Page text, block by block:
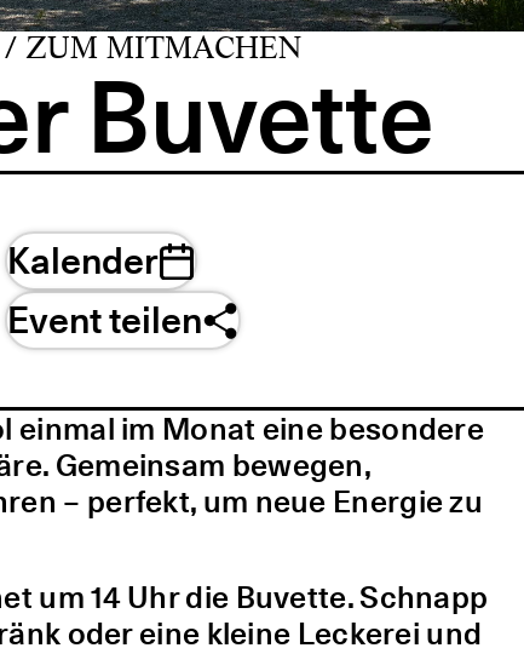
/ ZUM MITMACHEN
Buvette
Kalender
Event teilen
einmal im Monat eine besondere
Gemeinsam bewegen,
– perfekt, um neue Energie zu
um 14 Uhr die Buvette. Schnapp
oder eine kleine Leckerei und